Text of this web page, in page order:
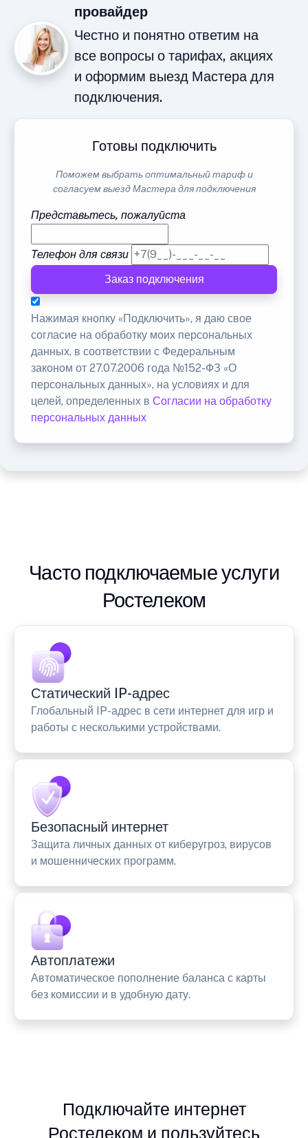
провайдер
Честно и понятно ответим на
все вопросы о тарифах, акциях
и оформим выезд Мастера для
подключения.
Готовы подключить
Поможем выбрать оптимальный тариф и
согласуем выезд Мастера для подключения
Представьтесь, пожалуйста
Телефон для связи
Заказ подключения
Нажимая кнопку «Подключить», я даю свое
согласие на обработку моих персональных
данных, в соответствии с Федеральным
законом от 27.07.2006 года №152-ФЗ «О
персональных данных», на условиях и для
целей, определенных в Согласии на обработку
персональных данных
Часто подключаемые услуги
Ростелеком
Статический IP-адрес
Глобальный IP-адрес в сети интернет для игр и
работы с несколькими устройствами.
Безопасный интернет
Защита личных данных от киберугроз, вирусов
и мошеннических программ.
Автоплатежи
Автоматическое пополнение баланса с карты
без комиссии и в удобную дату.
Подключайте интернет
Ростелеком и пользуйтесь